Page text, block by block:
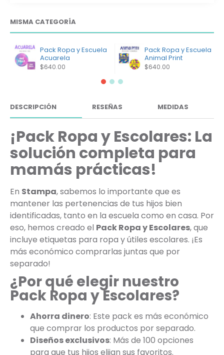
MISMA CATEGORÍA
Pack Ropa y Escuela
Acuarela
$640.00
Pack Ropa y Escuela
Animal Print
$640.00
DESCRIPCIÓN RESEÑAS MEDIDAS
¡Pack Ropa y Escolares: La
solución completa para
mamás prácticas!
En Stampa, sabemos lo importante que es
mantener las pertenencias de tus hijos bien
identificadas, tanto en la escuela como en casa. Por
eso, hemos creado el Pack Ropa y Escolares, que
incluye etiquetas para ropa y útiles escolares. ¡Es
más económico comprarlas juntas que por
separado!
¿Por qué elegir nuestro
Pack Ropa y Escolares?
Ahorra dinero: Este pack es más económico
que comprar los productos por separado.
Diseños exclusivos: Más de 100 opciones
para que tus hijos elijan sus favoritos.